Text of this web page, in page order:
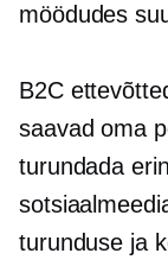
möödudes
B2C
saavad oma
turundada
turunduse ja